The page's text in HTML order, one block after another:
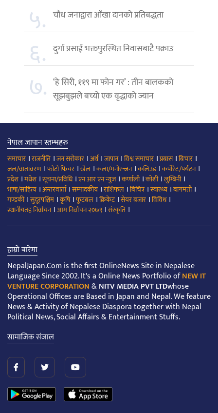
५. चौध जनाद्वारा आँखा दानको प्रतिबद्धता
६. दुर्गा प्रसाईं भक्तपुरस्थित निवासबाटै पक्राउ
७. ‘हे सिरी, ११९ मा फोन गर’ : तीन बालकको
सूझबुझले बच्यो एक वृद्धाको ज्यान
नेपाल जापान स्तम्भहरु
समाचार ।राजनीति ।जन सरोकार ।अर्थ।जापान।विश्व समाचार ।प्रबास।बिचार ।
जल/वातावरण ।फोटो फिचर ।खेल ।कला/मनोरन्जन।कलिउड।कर्पोरेट/पर्यटन।
प्रदेश।मधेश।सूचना/प्रविधि।एन आर एन न्युज।कर्णाली।कोशी।लुम्बिनी।
भाषा/साहित्य ।अन्तरवार्ता।सम्पादकीय ।राशिफल ।बिचित्र।स्वास्थ्य ।बागमती।
गण्डकी।सुदूरपश्चिम ।कृषि।फूटबल ।क्रिकेट।सेयर बजार ।विविध।
स्थानीयतह निर्वाचन।आम निर्वाचन २०७९ ।संस्कृति ।
हाम्रो बारेमा
NepalJapan.Com is the first OnlineNews Site in Nepalese
Language Since 2002. It's a Online News Portfolio ofNEW IT
VENTURE CORPORATION&NITV MEDIA PVT LTDwhose
Operational Offices are Based in Japan and Nepal. We feature
News & Activity of Nepalese Diaspora together with Nepal
Political News, Social Affairs & Entertainment Stuffs.
सामाजिक संजाल